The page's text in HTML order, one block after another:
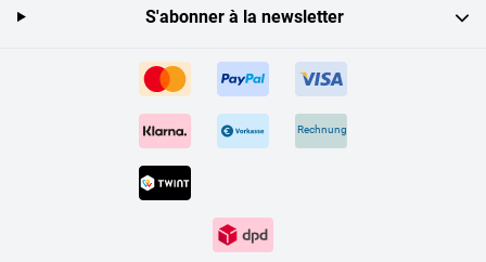
Rechnung
S'abonner à la newsletter